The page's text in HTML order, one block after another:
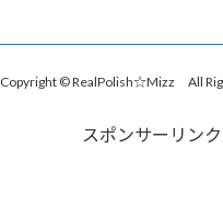
Copyright © RealPolish☆Mizz All
スポンサーリンク